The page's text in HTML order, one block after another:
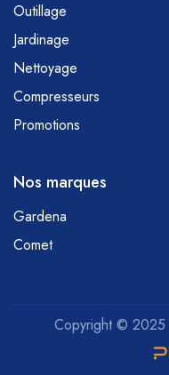
Outillage
Jardinage
Nettoyage
Compresseurs
Promotions
Nos marques
Gardena
Comet
Copyright © 2025